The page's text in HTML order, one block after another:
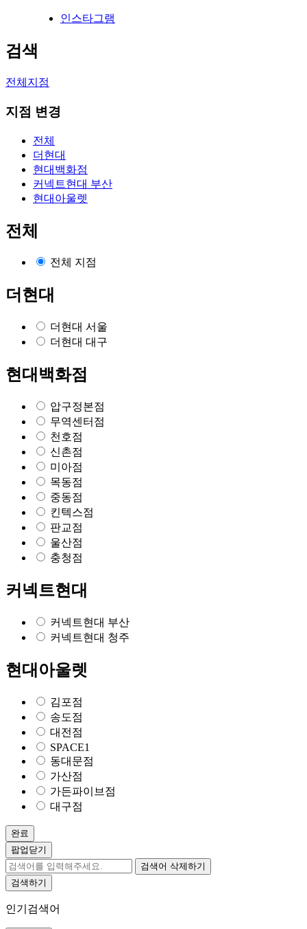
인스타그램
검색
전체지점
지점 변경
전체
더현대
현대백화점
커넥트현대 부산
현대아울렛
전체
전체 지점
더현대
더현대 서울
더현대 대구
현대백화점
압구정본점
무역센터점
천호점
신촌점
미아점
목동점
중동점
킨텍스점
판교점
울산점
충청점
커넥트현대
커넥트현대 부산
커넥트현대 청주
현대아울렛
김포점
송도점
대전점
SPACE1
동대문점
가산점
가든파이브점
대구점
완료
팝업닫기
검색어 삭제하기
검색하기
인기검색어